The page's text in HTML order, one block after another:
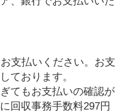
支払いください。お支
ております。
てもお支払いの確認が
回収事務手数料297円